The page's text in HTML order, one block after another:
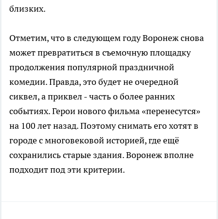
близких.
Отметим, что в следующем году Воронеж снова
может превратиться в съемочную площадку
продолжения популярной праздничной
комедии. Правда, это будет не очередной
сиквел, а приквел - часть о более ранних
событиях. Герои нового фильма «перенесутся»
на 100 лет назад. Поэтому снимать его хотят в
городе с многовековой историей, где ещё
сохранились старые здания. Воронеж вполне
подходит под эти критерии.